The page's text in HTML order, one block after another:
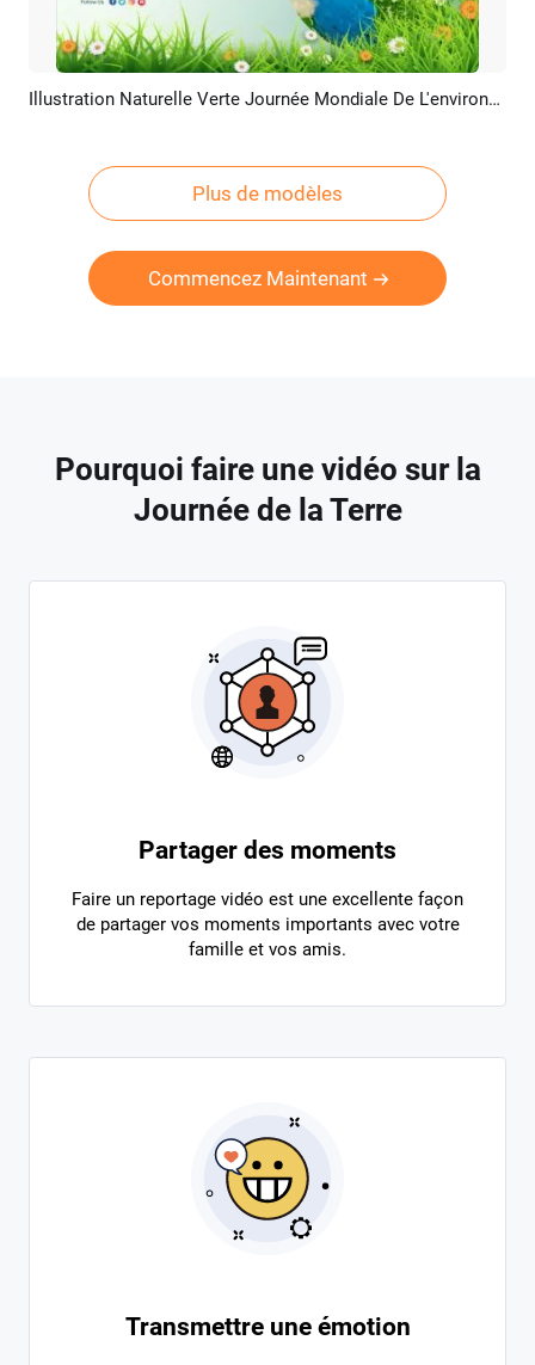
Aperçu Personnaliser Illustration Naturelle Verte Journée Mondiale De L'environnement De La Terre Intro
Plus de modèles
Commencez Maintenant
Pourquoi faire une vidéo sur la
Journée de la Terre
Partager des moments
Faire un reportage vidéo est une excellente façon
de partager vos moments importants avec votre
famille et vos amis.
Transmettre une émotion